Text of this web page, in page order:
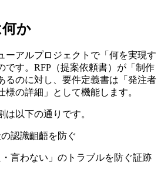
か
ーアルプロジェクトで「何を実現す
です。RFP（提案依頼書）が「制作
るのに対し、要件定義書は「発注者
様の詳細」として機能します。
以下の通りです。
認識齟齬を防ぐ
言わない」のトラブルを防ぐ証跡